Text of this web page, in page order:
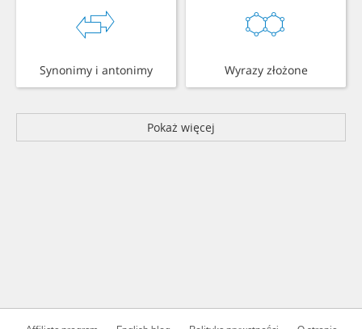
Synonimy i antonimy Wyrazy złożone
Pokaż więcej